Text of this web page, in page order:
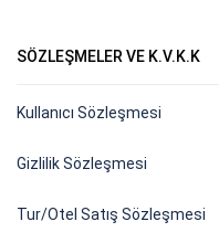
SÖZLEŞMELER VE K.V.K.K
Kullanıcı Sözleşmesi
Gizlilik Sözleşmesi
Tur/Otel Satış Sözleşmesi